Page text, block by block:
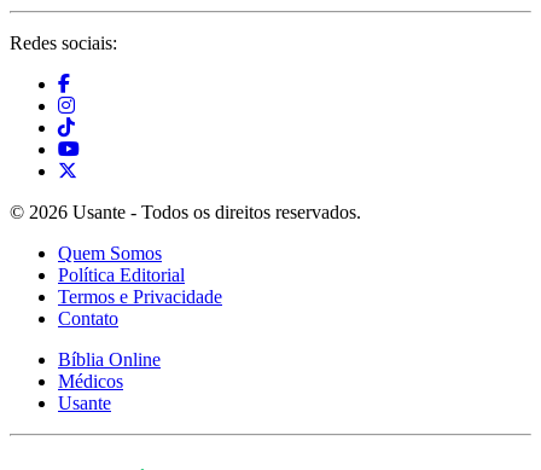
Redes sociais:
© 2026 Usante - Todos os direitos reservados.
Quem Somos
Política Editorial
Termos e Privacidade
Contato
Bíblia Online
Médicos
Usante